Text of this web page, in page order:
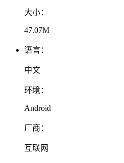
大小：
47.07M
语言：
中文
环境：
Android
厂商：
互联网